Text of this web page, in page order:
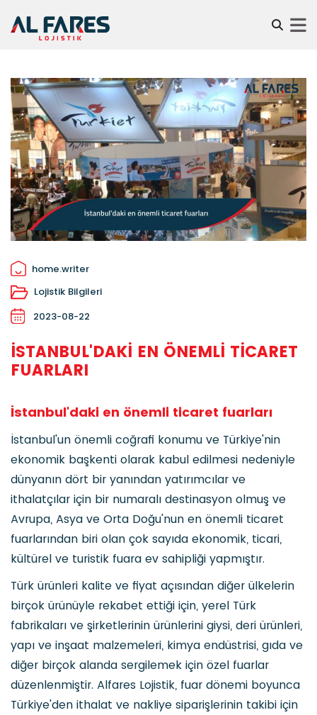
home.writer
Lojistik Bilgileri
2023-08-22
İSTANBUL'DAKI EN ÖNEMLI TICARET
FUARLARI
İstanbul'daki en önemli ticaret fuarları
İstanbul'un önemli coğrafi konumu ve Türkiye'nin
ekonomik başkenti olarak kabul edilmesi nedeniyle
dünyanın dört bir yanından yatırımcılar ve
ithalatçılar için bir numaralı destinasyon olmuş ve
Avrupa, Asya ve Orta Doğu'nun en önemli ticaret
fuarlarından biri olan çok sayıda ekonomik, ticari,
kültürel ve turistik fuara ev sahipliği yapmıştır.
Türk ürünleri kalite ve fiyat açısından diğer ülkelerin
birçok ürünüyle rekabet ettiği için, yerel Türk
fabrikaları ve şirketlerinin ürünlerini giysi, deri ürünleri,
yapı ve inşaat malzemeleri, kimya endüstrisi, gıda ve
diğer birçok alanda sergilemek için özel fuarlar
düzenlenmiştir. Alfares Lojistik, fuar dönemi boyunca
Türkiye'den ithalat ve nakliye siparişlerinin takibi için